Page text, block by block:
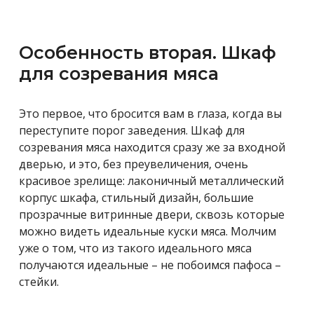
Особенность вторая. Шкаф
для созревания мяса
Это первое, что бросится вам в глаза, когда вы
переступите порог заведения. Шкаф для
созревания мяса находится сразу же за входной
дверью, и это, без преувеличения, очень
красивое зрелище: лаконичный металлический
корпус шкафа, стильный дизайн, большие
прозрачные витринные двери, сквозь которые
можно видеть идеальные куски мяса. Молчим
уже о том, что из такого идеального мяса
получаются идеальные – не побоимся пафоса –
стейки.